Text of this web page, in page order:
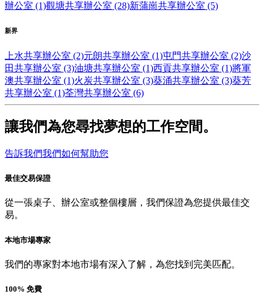
辦公室 (1)觀塘共享辦公室 (28)新蒲崗共享辦公室 (5)
新界
上水共享辦公室 (2)元朗共享辦公室 (1)屯門共享辦公室 (2)沙
田共享辦公室 (3)油塘共享辦公室 (1)西貢共享辦公室 (1)將軍
澳共享辦公室 (1)火炭共享辦公室 (3)葵涌共享辦公室 (3)葵芳
共享辦公室 (1)荃灣共享辦公室 (6)
讓我們為您尋找夢想的工作空間。
告訴我們我們如何幫助您
最佳交易保證
從一張桌子、辦公室或整個樓層，我們保證為您提供最佳交
易。
本地市場專家
我們的專家對本地市場有深入了解，為您找到完美匹配。
100% 免費